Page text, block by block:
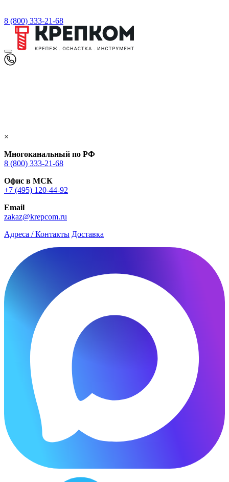
8 (800) 333-21-68
×
Многоканальный по РФ
8 (800) 333‑21-68
Офис в МСК
+7 (495) 120-44-92
Email
zakaz@krepcom.ru
Адреса / Контакты Доставка